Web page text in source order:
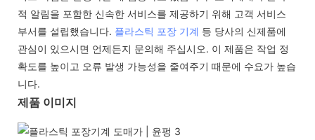
적 알림을 포함한 신속한 서비스를 제공하기 위해 고객 서비스
부서를 설립했습니다. 플라스틱 포장 기계 등 당사의 신제품에
관심이 있으시면 언제든지 문의해 주십시오. 이 제품은 작업 정
확도를 높이고 오류 발생 가능성을 줄여주기 때문에 수요가 높습
니다.
제품 이미지